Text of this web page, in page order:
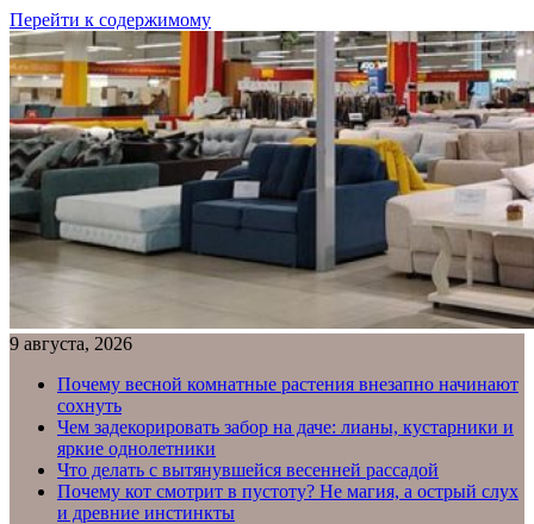
Перейти к содержимому
9 августа, 2026
Почему весной комнатные растения внезапно начинают
сохнуть
Чем задекорировать забор на даче: лианы, кустарники и
яркие однолетники
Что делать с вытянувшейся весенней рассадой
Почему кот смотрит в пустоту? Не магия, а острый слух
и древние инстинкты